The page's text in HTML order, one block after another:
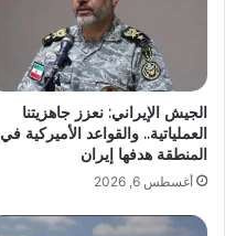
الجيش الإيراني: نعزز جاهزيتنا
العملياتية.. والقواعد الأميركية في
المنطقة هدفها إيران
أغسطس 6, 2026